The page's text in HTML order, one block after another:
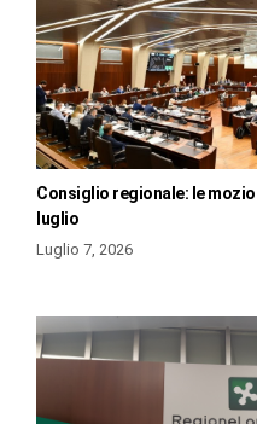
Consiglio regionale: le
luglio
Luglio 7, 2026